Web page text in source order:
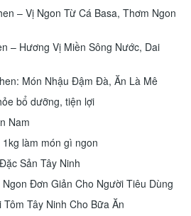
– Vị Ngon Từ Cá Basa, Thơm Ngon
– Hương Vị Miền Sông Nước, Dai
Món Nhậu Đậm Đà, Ăn Là Mê
bổ dưỡng, tiện lợi
Nam
làm món gì ngon
Sản Tây Ninh
Đơn Giản Cho Người Tiêu Dùng
Tây Ninh Cho Bữa Ăn